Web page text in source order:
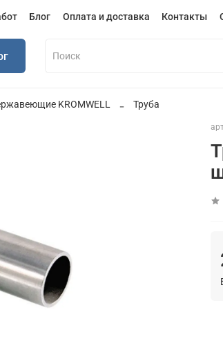
Блог Оплата и доставка Контакты
KROMWELL Труба